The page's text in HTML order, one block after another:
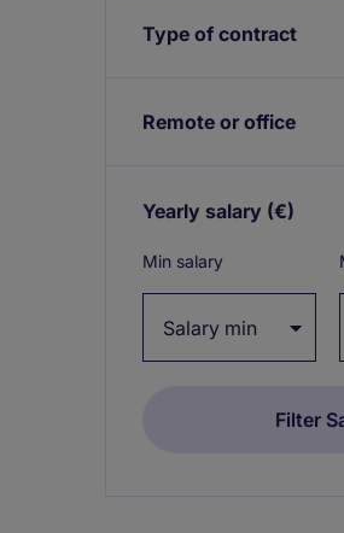
Type of contract
Remote or office
Yearly salary (€)
Min salary